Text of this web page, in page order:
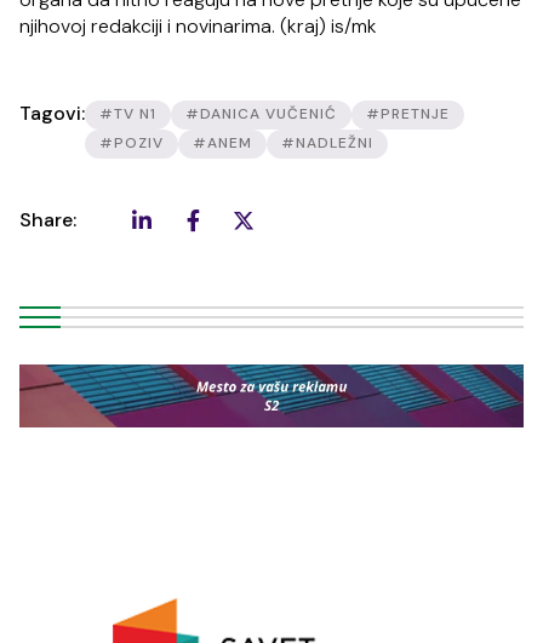
njihovoj redakciji i novinarima. (kraj) is/mk
Tagovi: #TV N1 #DANICA VUČENIĆ
#PRETNJE
#POZIV
#ANEM #NADLEŽNI
Share: